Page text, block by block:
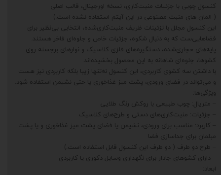
کنسول چوبی با جزئیات منبت‌کاری، نسخه اورجینال، قالب اصلی
( المان های منبت مصنوعی در این آیتم استفاده نشده است.)
این کنسول مجلل با تزئینات ظریف منبت‌کاری‌شده، انتخابی بی‌نظیر برای
فضاهایی‌ست که به دنبال شکوه، جزئیات خاص و جلوه‌ای فاخر هستند.
پایه‌های حجاری‌شده، دستگیره‌های فلزی کلاسیک و نوارهای برجسته روی
کشوها، جلوه‌ای شاهانه به این محصول بخشیده‌اند.
با داشتن سه کشوی کاربردی، این کنسول نه‌تنها زیبا بلکه کاربردی نیز هست
و می‌تواند در فضای ورودی، پشت میز غذاخوری یا حتی نشیمن استفاده شود.
ویژگی‌ها:
– متریال: چوب طبیعی با روکش رنگ طلایی
– جزئیات: منبت‌کاری‌های دستی و طرح‌های کلاسیک
– کاربرد: مناسب برای ورودی، نشیمن یا فضای پشت میز غذاخوری و یا پشت
مبلمان برای جداسازی فضا
– طرح دو طرف ( دو طرف این کنسول قابل استفاده است.)
– دارای کشوهای جادار برای نگهداری وسایل دکوری یا کاربردی
ابعاد: